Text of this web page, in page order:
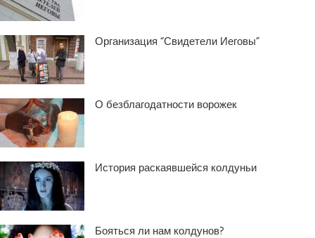
Организация “Свидетели Иеговы”
О безблагодатности ворожек
История раскаявшейся колдуньи
Бояться ли нам колдунов?